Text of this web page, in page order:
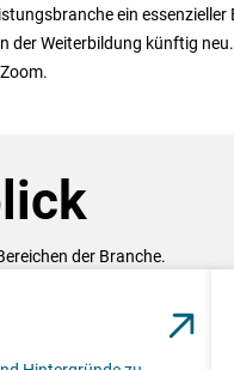
ein
der Weiterbildung künftig
der Branche.